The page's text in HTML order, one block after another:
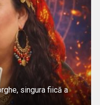
singura fiică a